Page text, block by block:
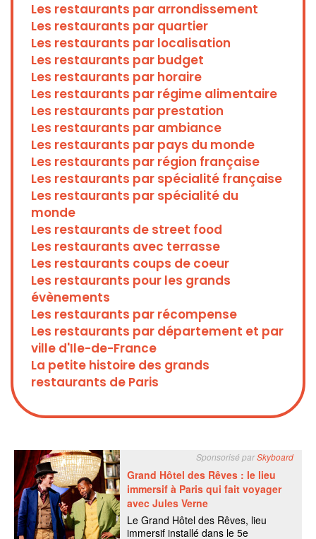
Les restaurants par arrondissement
Les restaurants par quartier
Les restaurants par localisation
Les restaurants par budget
Les restaurants par horaire
Les restaurants par régime alimentaire
Les restaurants par prestation
Les restaurants par ambiance
Les restaurants par pays du monde
Les restaurants par région française
Les restaurants par spécialité française
Les restaurants par spécialité du
monde
Les restaurants de street food
Les restaurants avec terrasse
Les restaurants coups de coeur
Les restaurants pour les grands
évènements
Les restaurants par récompense
Les restaurants par département et par
ville d'Ile-de-France
La petite histoire des grands
restaurants de Paris